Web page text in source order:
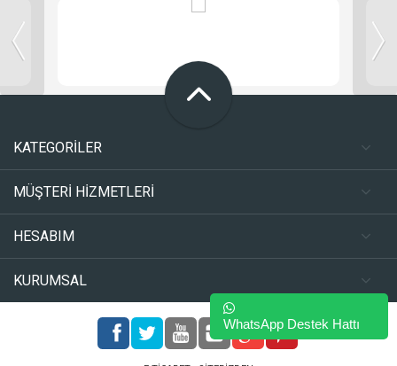
KATEGORİLER
MÜŞTERİ HİZMETLERİ
HESABIM
KURUMSAL
WhatsApp Destek Hattı